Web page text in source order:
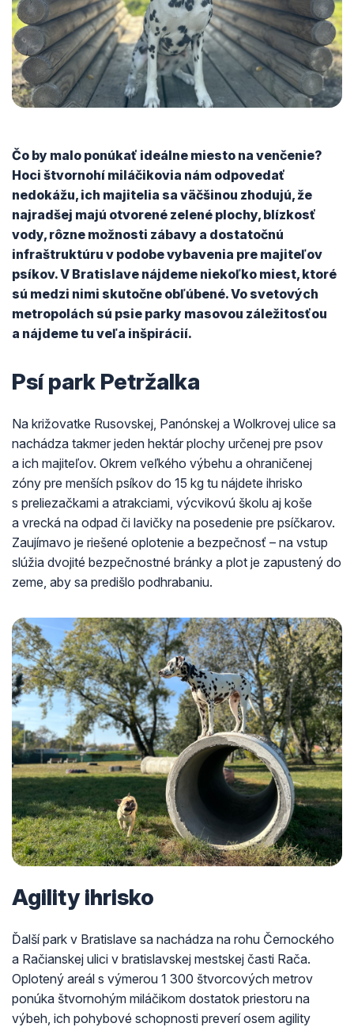
Čo by malo ponúkať ideálne miesto na venčenie?
Hoci štvornohí miláčikovia nám odpovedať
nedokážu, ich majitelia sa väčšinou zhodujú, že
najradšej majú otvorené zelené plochy, blízkosť
vody, rôzne možnosti zábavy a dostatočnú
infraštruktúru v podobe vybavenia pre majiteľov
psíkov. V Bratislave nájdeme niekoľko miest, ktoré
sú medzi nimi skutočne obľúbené. Vo svetových
metropolách sú psie parky masovou záležitosťou
a nájdeme tu veľa inšpirácií.
Psí park Petržalka
Na križovatke Rusovskej, Panónskej a Wolkrovej ulice sa
nachádza takmer jeden hektár plochy určenej pre psov
a ich majiteľov. Okrem veľkého výbehu a ohraničenej
zóny pre menších psíkov do 15 kg tu nájdete ihrisko
s preliezačkami a atrakciami, výcvikovú školu aj koše
a vrecká na odpad či lavičky na posedenie pre psíčkarov.
Zaujímavo je riešené oplotenie a bezpečnosť – na vstup
slúžia dvojité bezpečnostné bránky a plot je zapustený do
zeme, aby sa predišlo podhrabaniu.
Agility ihrisko
Ďalší park v Bratislave sa nachádza na rohu Černockého
a Račianskej ulici v bratislavskej mestskej časti Rača.
Oplotený areál s výmerou 1 300 štvorcových metrov
ponúka štvornohým miláčikom dostatok priestoru na
výbeh, ich pohybové schopnosti preverí osem agility